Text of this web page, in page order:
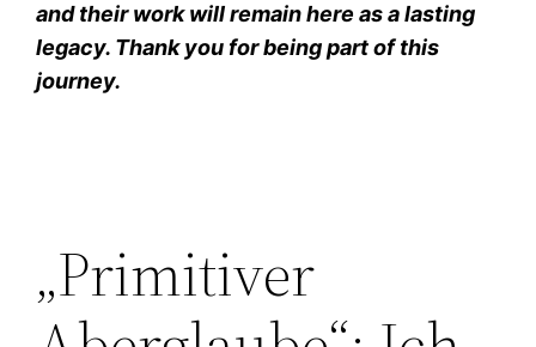
and their work will remain here as a lasting
legacy. Thank you for being part of this
journey.
„Primitiver